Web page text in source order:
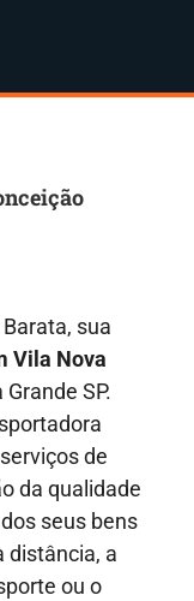
sua
Vila Nova
SP.
de
da qualidade
seus bens
distância, a
ou o